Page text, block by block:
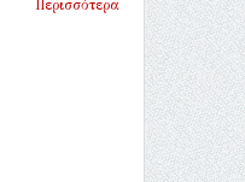
Περισσότερα